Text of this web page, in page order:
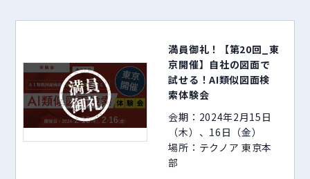
満員御礼！【第20回_東
京開催】自社の図面で
試せる！AI類似図面検
索体験会
会期：2024年2月15日
（木）、16日（金）
場所：テクノア 東京本
部